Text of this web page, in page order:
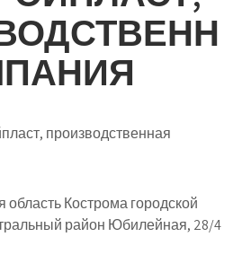
производственная
область Кострома городской
район Юбилейная, 28/4